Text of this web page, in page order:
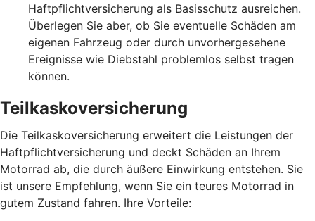
Haftpflichtversicherung als Basisschutz ausreichen.
Überlegen Sie aber, ob Sie eventuelle Schäden am
eigenen Fahrzeug oder durch unvorhergesehene
Ereignisse wie Diebstahl problemlos selbst tragen
können.
Teilkaskoversicherung
Die Teilkaskoversicherung erweitert die Leistungen der
Haftpflichtversicherung und deckt Schäden an Ihrem
Motorrad ab, die durch äußere Einwirkung entstehen. Sie
ist unsere Empfehlung, wenn Sie ein teures Motorrad in
gutem Zustand fahren. Ihre Vorteile: